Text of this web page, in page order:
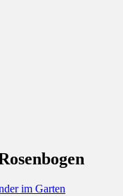
im Garten